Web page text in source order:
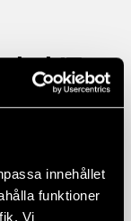
innehållet
funktioner
Vi
IT-
–